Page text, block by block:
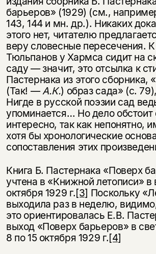
барьеров» (1929) (см.,
143, 144 и мн. др.). Никаких
этого нет, читателю
веру словесные пересечения.
Тюльпанов у Хармса сидит на
саду — значит, это отсылка к
Пастернака из этого
(Так! —А.К.) образ сада» (с.
Нигде в русской поэзии сад
упоминается… Но дело
интересно, так как непонятно,
хотя бы хронологические
сопоставления этих
Книга Б. Пастернака «Поверх
учтена в «Книжной летописи» в
октября 1929 г.[3] Поскольку
выходила раз в неделю,
это ориентировалась Е.В.
выход «Поверх барьеров» в
8 по 15 октября 1929 г.[4]